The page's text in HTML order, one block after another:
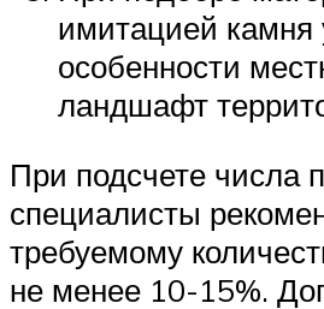
имитацией камня
особенности
ландшафт
При подсчете числа
специалисты
требуемому
не менее 10-15%.